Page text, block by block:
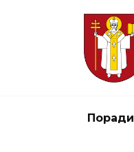
Поради